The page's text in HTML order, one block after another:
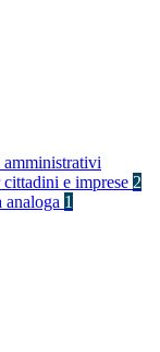
amministrativi
e imprese 2
1